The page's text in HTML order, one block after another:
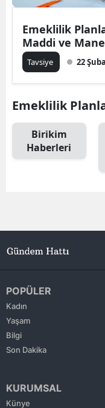
Emeklilik
Maddi ve
Tavsiye 22
Emeklilik
Birikim
Haberleri
POPÜLER
Kadın
Yaşam
Bilgi
Son Dakika
KURUMSAL
Künye